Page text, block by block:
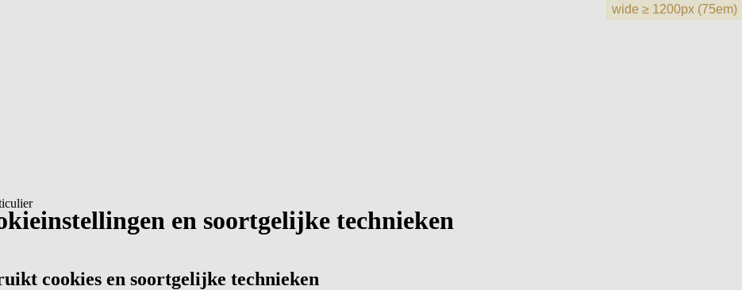
en soortgelijke technieken
cookies en soortgelijke technieken